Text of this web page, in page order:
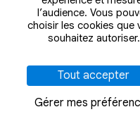
SMS
Envoi d’alertes et
l’audience. Vous
choisir les cookies que
souhaitez autoriser.
Tout accepter
Gérer mes